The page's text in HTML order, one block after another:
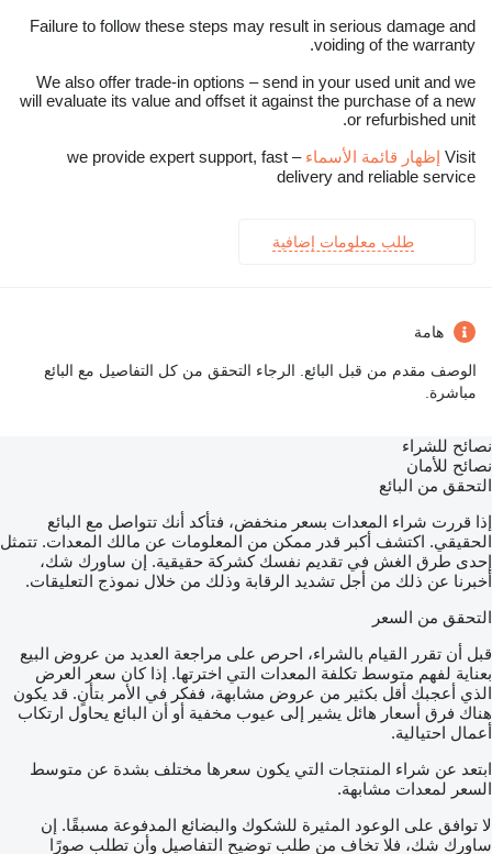
Failure to follow these steps may result in serious damage and
voiding of the warranty.
We also offer trade-in options – send in your used unit and we
will evaluate its value and offset it against the purchase of a new
or refurbished unit.
Visit إظهار قائمة الأسماء
– we provide expert support, fast
delivery and reliable service
طلب معلومات إضافية
هامة
الوصف مقدم من قبل البائع. الرجاء التحقق من كل التفاصيل مع البائع
مباشرة.
نصائح للشراء
نصائح للأمان
التحقق من البائع
إذا قررت شراء المعدات بسعر منخفض، فتأكد أنك تتواصل مع البائع
الحقيقي. اكتشف أكبر قدر ممكن من المعلومات عن مالك المعدات. تتمثل
إحدى طرق الغش في تقديم نفسك كشركة حقيقية. إن ساورك شك،
أخبرنا عن ذلك من أجل تشديد الرقابة وذلك من خلال نموذج التعليقات.
التحقق من السعر
قبل أن تقرر القيام بالشراء، احرص على مراجعة العديد من عروض البيع
بعناية لفهم متوسط تكلفة المعدات التي اخترتها. إذا كان سعر العرض
الذي أعجبك أقل بكثير من عروض مشابهة، ففكر في الأمر بتأنٍ. قد يكون
هناك فرق أسعار هائل يشير إلى عيوب مخفية أو أن البائع يحاول ارتكاب
أعمال احتيالية.
ابتعد عن شراء المنتجات التي يكون سعرها مختلف بشدة عن متوسط
السعر لمعدات مشابهة.
لا توافق على الوعود المثيرة للشكوك والبضائع المدفوعة مسبقًا. إن
ساورك شك، فلا تخاف من طلب توضيح التفاصيل وأن تطلب صورًا